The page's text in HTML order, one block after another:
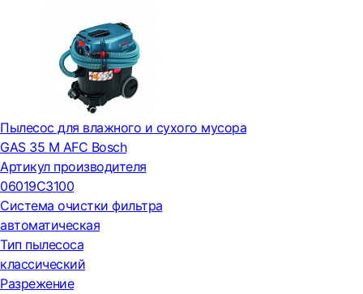
Пылесос для влажного и сухого мусора
GAS 35 M AFC Bosch
Артикул производителя
06019C3100
Система очистки фильтра
автоматическая
Тип пылесоса
классический
Разрежение